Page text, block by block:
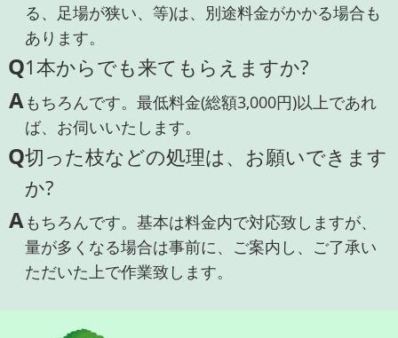
る、足場が狭い、等)は、別途料金がかかる場合も
あります。
Q1本からでも来てもらえますか?
Aもちろんです。最低料金(総額3,000円)以上であれ
ば、お伺いいたします。
Q切った枝などの処理は、お願いできます
か?
Aもちろんです。基本は料金内で対応致しますが、
量が多くなる場合は事前に、ご案内し、ご了承い
ただいた上で作業致します。